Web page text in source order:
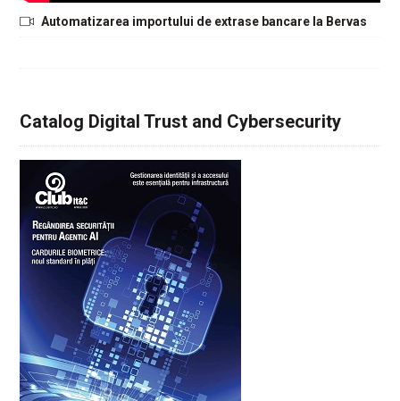
Automatizarea importului de extrase bancare la Bervas
Catalog Digital Trust and Cybersecurity